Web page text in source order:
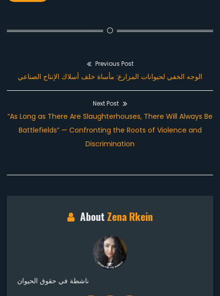
navigation
Previous Post
Previous
post:
الوجه الخفي لحيوانات المزارع: مأساة خلف أسلاك الإنتاج الصناعي
Next Post
Next
post:
“As Long as There Are Slaughterhouses, There Will Always Be
Battlefields” — Confronting the Roots of Violence and
Discrimination
AboutZena Rkein
ناشطة في حقوق الحيوان